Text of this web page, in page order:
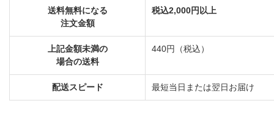
送料無料になる
注文金額
税込2,000円以上
上記金額未満の
場合の送料
440円（税込）
配送スピード 最短当日または翌日お届け